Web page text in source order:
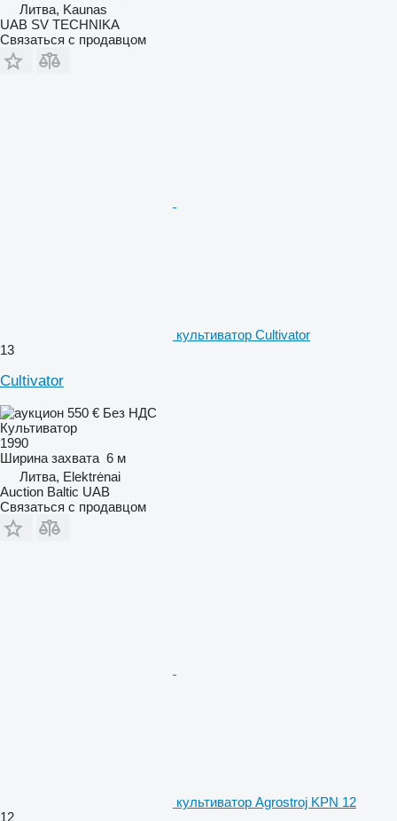
Литва, Kaunas
UAB SV TECHNIKA
Связаться с продавцом
культиватор Cultivator
13
Cultivator
550 € Без НДС
Культиватор
1990
Ширина захвата 6 м
Литва, Elektrėnai
Auction Baltic UAB
Связаться с продавцом
культиватор Agrostroj KPN 12
12